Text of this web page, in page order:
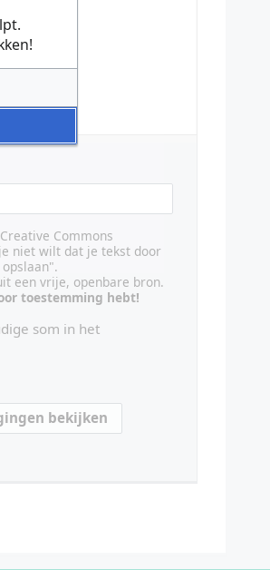
Commons
niet wilt dat je tekst door
een vrije, openbare bron.
toestemming hebt!
som in het